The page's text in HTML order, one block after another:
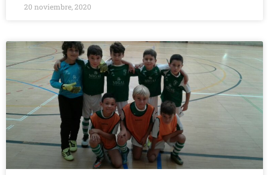
20 noviembre, 2020